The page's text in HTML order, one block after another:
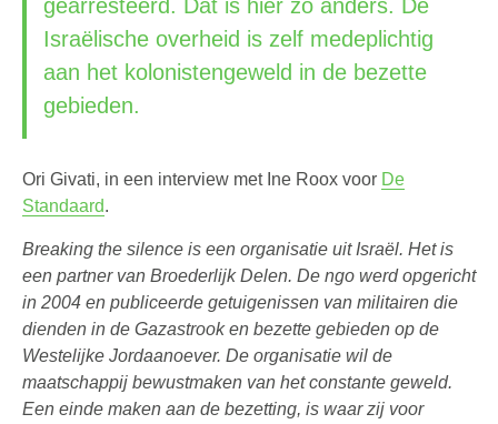
gearresteerd. Dat is hier zo anders. De
Israëlische overheid is zelf medeplichtig
aan het kolonistengeweld in de bezette
gebieden.
Ori Givati, in een interview met Ine Roox voor De
Standaard.
Breaking the silence is een organisatie uit Israël. Het is
een partner van Broederlijk Delen. De ngo werd opgericht
in 2004 en publiceerde getuigenissen van militairen die
dienden in de Gazastrook en bezette gebieden op de
Westelijke Jordaanoever. De organisatie wil de
maatschappij bewustmaken van het constante geweld.
Een einde maken aan de bezetting, is waar zij voor